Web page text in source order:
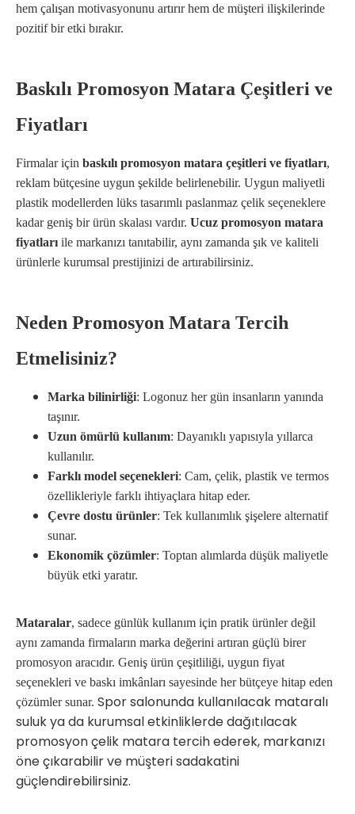
hem çalışan motivasyonunu artırır hem de müşteri ilişkilerinde
pozitif bir etki bırakır.
Baskılı Promosyon Matara Çeşitleri ve
Fiyatları
Firmalar için baskılı promosyon matara çeşitleri ve fiyatları,
reklam bütçesine uygun şekilde belirlenebilir. Uygun maliyetli
plastik modellerden lüks tasarımlı paslanmaz çelik seçeneklere
kadar geniş bir ürün skalası vardır. Ucuz promosyon matara
fiyatları ile markanızı tanıtabilir, aynı zamanda şık ve kaliteli
ürünlerle kurumsal prestijinizi de artırabilirsiniz.
Neden Promosyon Matara Tercih
Etmelisiniz?
Marka bilinirliği: Logonuz her gün insanların yanında
taşınır.
Uzun ömürlü kullanım: Dayanıklı yapısıyla yıllarca
kullanılır.
Farklı model seçenekleri: Cam, çelik, plastik ve termos
özellikleriyle farklı ihtiyaçlara hitap eder.
Çevre dostu ürünler: Tek kullanımlık şişelere alternatif
sunar.
Ekonomik çözümler: Toptan alımlarda düşük maliyetle
büyük etki yaratır.
Mataralar, sadece günlük kullanım için pratik ürünler değil
aynı zamanda firmaların marka değerini artıran güçlü birer
promosyon aracıdır. Geniş ürün çeşitliliği, uygun fiyat
seçenekleri ve baskı imkânları sayesinde her bütçeye hitap eden
çözümler sunar. Spor salonunda kullanılacak mataralı
suluk ya da kurumsal etkinliklerde dağıtılacak
promosyon çelik matara tercih ederek, markanızı
öne çıkarabilir ve müşteri sadakatini
güçlendirebilirsiniz.